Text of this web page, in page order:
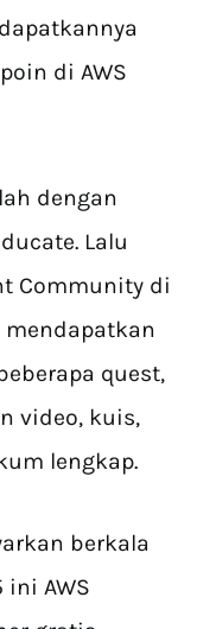
di AWS
dengan
Lalu
Community di
quest,
video, kuis,
lengkap.
berkala
ini AWS